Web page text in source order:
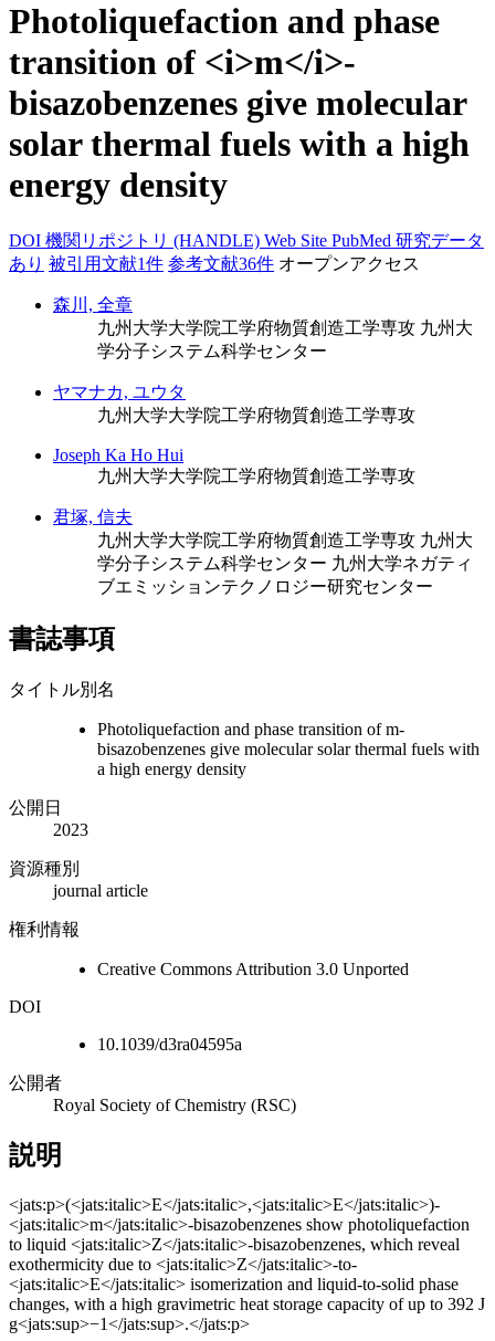
Photoliquefaction and phase
transition of <i>m</i>-
bisazobenzenes give molecular
solar thermal fuels with a high
energy density
DOI 機関リポジトリ (HANDLE) Web Site PubMed 研究データ
あり 被引用文献1件 参考文献36件 オープンアクセス
森川, 全章
九州大学大学院工学府物質創造工学専攻 九州大
学分子システム科学センター
ヤマナカ, ユウタ
九州大学大学院工学府物質創造工学専攻
Joseph Ka Ho Hui
九州大学大学院工学府物質創造工学専攻
君塚, 信夫
九州大学大学院工学府物質創造工学専攻 九州大
学分子システム科学センター 九州大学ネガティ
ブエミッションテクノロジー研究センター
書誌事項
タイトル別名
Photoliquefaction and phase transition of m-
bisazobenzenes give molecular solar thermal fuels with
a high energy density
公開日
2023
資源種別
journal article
権利情報
Creative Commons Attribution 3.0 Unported
DOI
10.1039/d3ra04595a
公開者
Royal Society of Chemistry (RSC)
説明
<jats:p>(<jats:italic>E</jats:italic>,<jats:italic>E</jats:italic>)-
<jats:italic>m</jats:italic>-bisazobenzenes show photoliquefaction
to liquid <jats:italic>Z</jats:italic>-bisazobenzenes, which reveal
exothermicity due to <jats:italic>Z</jats:italic>-to-
<jats:italic>E</jats:italic> isomerization and liquid-to-solid phase
changes, with a high gravimetric heat storage capacity of up to 392 J
g<jats:sup>−1</jats:sup>.</jats:p>